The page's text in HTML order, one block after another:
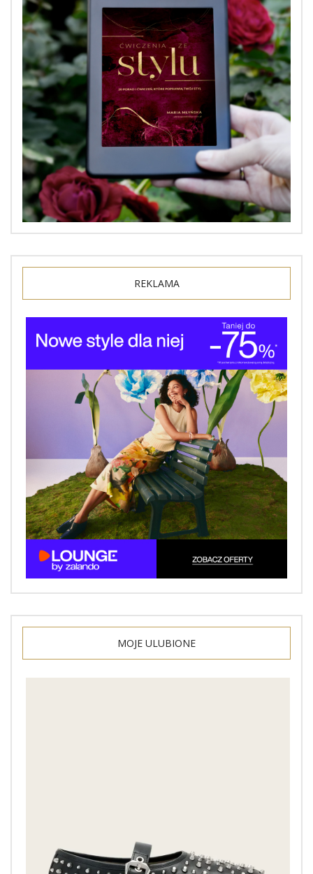
REKLAMA
MOJE ULUBIONE